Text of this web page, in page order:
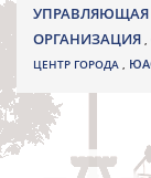
ОРГАНИЗАЦИЯ,
ЦЕНТР ГОРОДА ,